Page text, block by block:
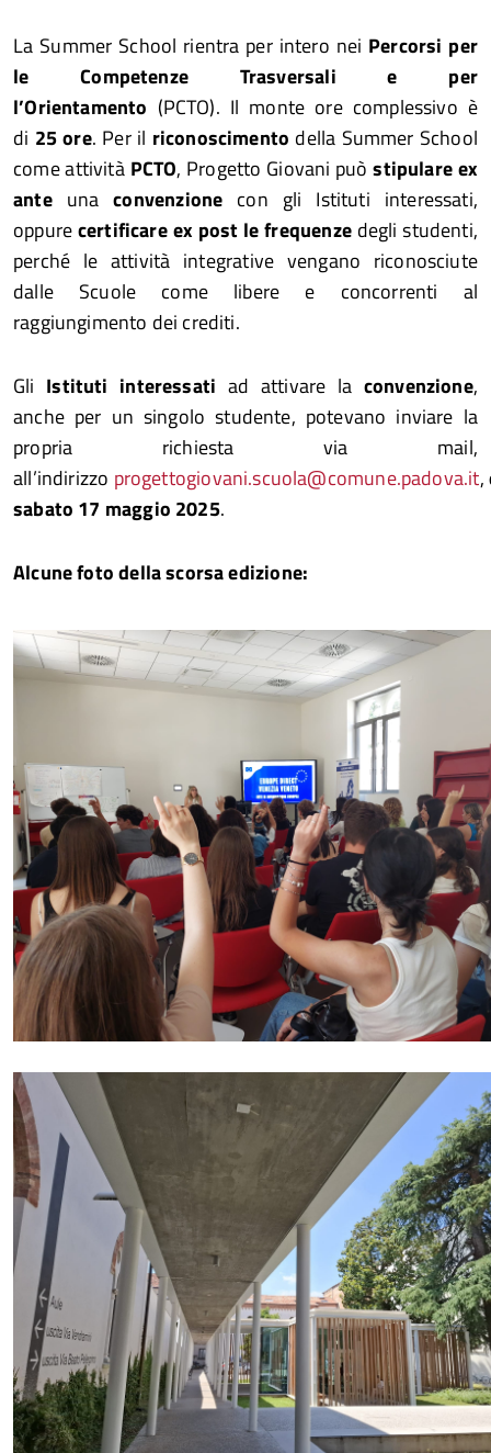
La Summer School rientra per intero nei Percorsi per
le Competenze Trasversali e per
l’Orientamento (PCTO). Il monte ore complessivo è
di 25 ore. Per il riconoscimento della Summer School
come attività PCTO, Progetto Giovani puòstipulare ex
ante unaconvenzione con gli Istituti interessati,
oppurecertificare ex post le frequenzedegli studenti,
perché le attività integrative vengano riconosciute
dalle Scuole come libere e concorrenti al
raggiungimento dei crediti.
Gli Istituti interessati ad attivare la convenzione,
anche per un singolo studente, potevano inviare la
propria richiesta via mail,
all’indirizzo progettogiovani.scuola@comune.padova.it,
sabato 17 maggio 2025.
Alcune foto della scorsa edizione: